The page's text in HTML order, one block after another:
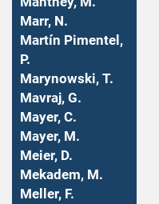
Marr, N.
Martín Pimentel,
P.
Marynowski, T.
Mavraj, G.
Mayer, C.
Mayer, M.
Meier, D.
Mekadem, M.
Meller, F.